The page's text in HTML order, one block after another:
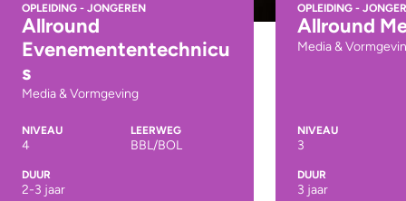
OPLEIDING - JONGEREN
Allround
Evenemententechnicu
s
Media & Vormgeving
NIVEAU
4
LEERWEG
BBL/BOL
DUUR
2-3 jaar
OPLEIDING -
Allround
Media &
NIVEAU
3
DUUR
3 jaar